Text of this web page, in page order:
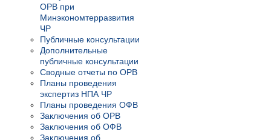
ОРВ при
Минэкономтерразвития
ЧР
Публичные консультации
Дополнительные
публичные консультации
Сводные отчеты по ОРВ
Планы проведения
экспертиз НПА ЧР
Планы проведения ОФВ
Заключения об ОРВ
Заключения об ОФВ
Заключения об